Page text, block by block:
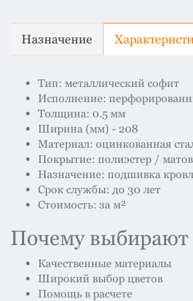
Назначение
Тип: металлический софит
Исполнение:
Толщина: 0.5 мм
Ширина (мм) - 208
Материал: оцинкованная
Покрытие: полиэстер /
Назначение: подшивка
Срок службы: до 30 лет
Стоимость: за м²
Почему выбирают
Качественные материалы
Широкий выбор цветов
Помощь в расчете